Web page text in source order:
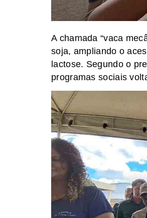
A chamada “vaca
soja, ampliando o
lactose. Segundo o
programas sociais